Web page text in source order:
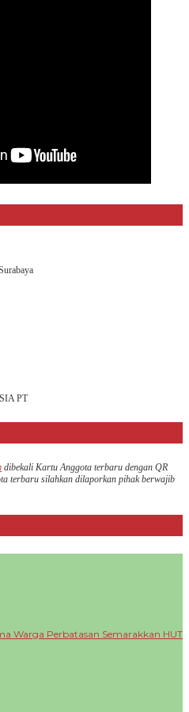
PT
dibekali Kartu Anggota terbaru dengan QR
terbaru silahkan dilaporkan pihak berwajib
Warga Perbatasan Semarakkan HUT